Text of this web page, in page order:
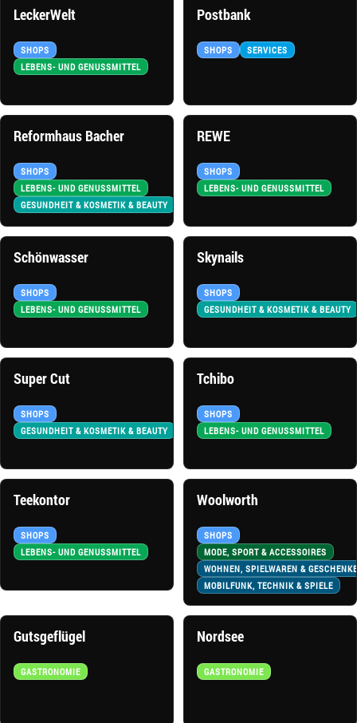
SHOPS
LEBENS- UND GENUSSMITTEL
LeckerWelt
SHOPS SERVICES
Postbank
SHOPS
LEBENS- UND GENUSSMITTEL
GESUNDHEIT & KOSMETIK & BEAUTY
Reformhaus Bacher
SHOPS
LEBENS- UND GENUSSMITTEL
REWE
SHOPS
LEBENS- UND GENUSSMITTEL
Schönwasser
SHOPS
GESUNDHEIT & KOSMETIK & BEAUTY
Skynails
SHOPS
GESUNDHEIT & KOSMETIK & BEAUTY
Super Cut
SHOPS
LEBENS- UND GENUSSMITTEL
Tchibo
SHOPS
LEBENS- UND GENUSSMITTEL
Teekontor
SHOPS
MODE, SPORT & ACCESSOIRES
WOHNEN, SPIELWAREN & GESCHENKE
MOBILFUNK, TECHNIK & SPIELE
Woolworth
GASTRONOMIE
Gutsgeflügel
GASTRONOMIE
Nordsee